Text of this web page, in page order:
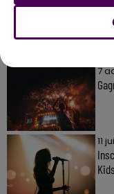
À LA UNE
7
11